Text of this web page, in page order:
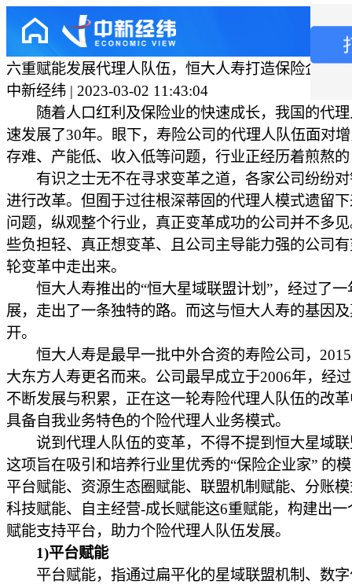
六重赋能发展代理人队伍，恒大人寿打造保险企业
中新经纬 | 2023-03-02 11:43:04
随着人口红利及保险业的快速成长，我国的代理
速发展了30年。眼下，寿险公司的代理人队伍面对
存难、产能低、收入低等问题，行业正经历着煎熬
有识之士无不在寻求变革之道，各家公司纷纷对
进行改革。但囿于过往根深蒂固的代理人模式遗留
问题，纵观整个行业，真正变革成功的公司并不多
些负担轻、真正想变革、且公司主导能力强的公司
轮变革中走出来。
恒大人寿推出的“恒大星域联盟计划”，经过了一
展，走出了一条独特的路。而这与恒大人寿的基因
开。
恒大人寿是最早一批中外合资的寿险公司，
大东方人寿更名而来。公司最早成立于2006年，经
不断发展与积累，正在这一轮寿险代理人队伍的改
具备自我业务特色的个险代理人业务模式。
说到代理人队伍的变革，不得不提到恒大星域联
这项旨在吸引和培养行业里优秀的“保险企业家” 的
平台赋能、资源生态圈赋能、联盟机制赋能、分账
科技赋能、自主经营-成长赋能这6重赋能，构建出一
赋能支持平台，助力个险代理人队伍发展。
1)平台赋能
平台赋能，指通过扁平化的星域联盟机制、数字